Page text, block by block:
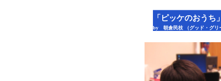
「ピッケのおう
by 朝倉民枝 （グッド・グリ